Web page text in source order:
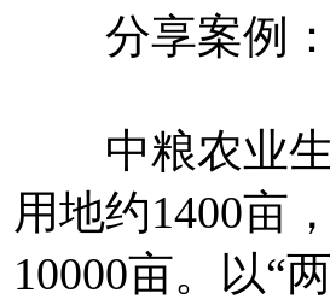
分享案例：
中粮农业生
用地约1400亩
10000亩。以“